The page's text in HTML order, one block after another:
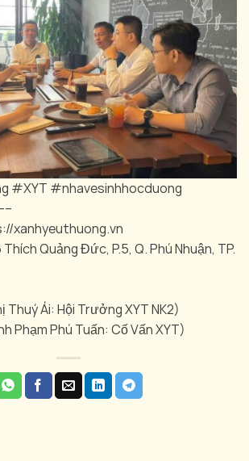
#XYT #nhavesinhhocduong
xanhyeuthuong.vn
Quảng Đức, P.5, Q. Phú Nhuận, TP.
Thuý Ái: Hội Trưởng XYT NK2)
Phạm Phú Tuấn: Cố Vấn XYT)